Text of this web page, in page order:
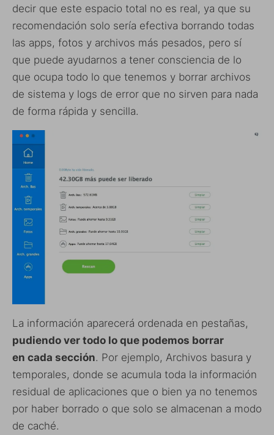
decir que este espacio total no es real, ya que su
recomendación solo sería efectiva borrando todas
las apps, fotos y archivos más pesados, pero sí
que puede ayudarnos a tener consciencia de lo
que ocupa todo lo que tenemos y borrar archivos
de sistema y logs de error que no sirven para nada
de forma rápida y sencilla.
La información aparecerá ordenada en pestañas,
pudiendo ver todo lo que podemos borrar
en cada sección. Por ejemplo, Archivos basura y
temporales, donde se acumula toda la información
residual de aplicaciones que o bien ya no tenemos
por haber borrado o que solo se almacenan a modo
de caché.